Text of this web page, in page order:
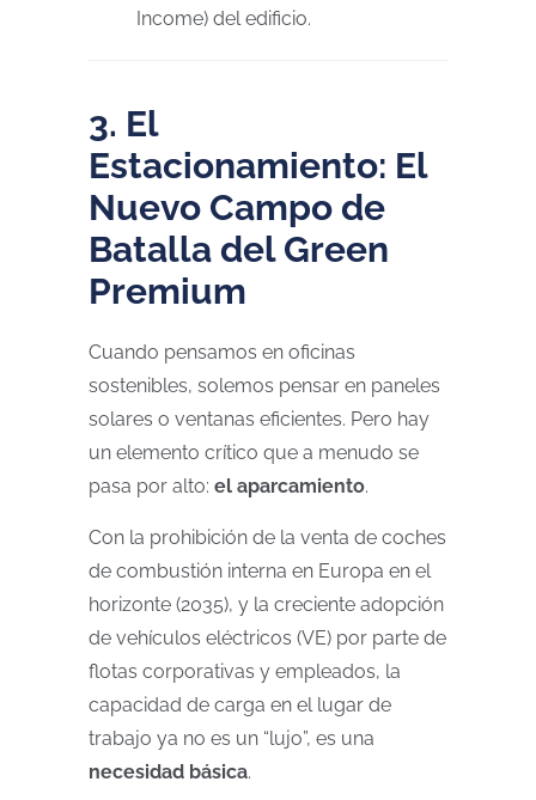
Income) del edificio.
3. El
Estacionamiento: El
Nuevo Campo de
Batalla del Green
Premium
Cuando pensamos en oficinas
sostenibles, solemos pensar en paneles
solares o ventanas eficientes. Pero hay
un elemento crítico que a menudo se
pasa por alto: el aparcamiento.
Con la prohibición de la venta de coches
de combustión interna en Europa en el
horizonte (2035), y la creciente adopción
de vehículos eléctricos (VE) por parte de
flotas corporativas y empleados, la
capacidad de carga en el lugar de
trabajo ya no es un “lujo”, es una
necesidad básica.